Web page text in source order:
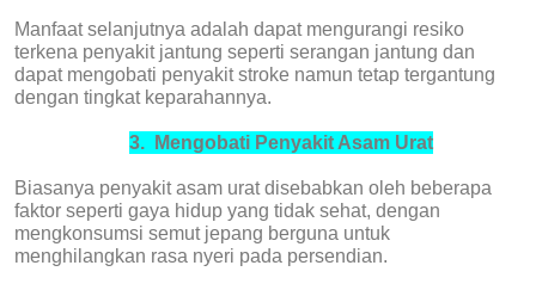
Manfaat selanjutnya adalah dapat mengurangi resiko
terkena penyakit jantung seperti serangan jantung dan
dapat mengobati penyakit stroke namun tetap tergantung
dengan tingkat keparahannya.
3. Mengobati Penyakit Asam Urat
Biasanya penyakit asam urat disebabkan oleh beberapa
faktor seperti gaya hidup yang tidak sehat, dengan
mengkonsumsi semut jepang berguna untuk
menghilangkan rasa nyeri pada persendian.